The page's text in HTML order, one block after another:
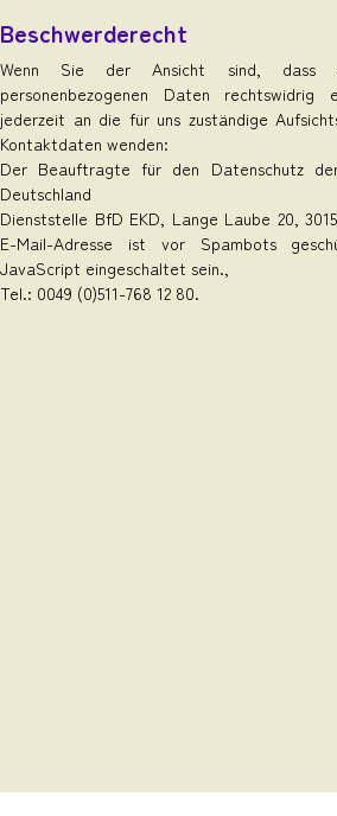
Beschwerderecht
Wenn Sie der Ansicht sind, dass
personenbezogenen Daten
jederzeit an die für uns zuständige
Kontaktdaten wenden:
Der Beauftragte für den Datenschutz
Deutschland
Dienststelle BfD EKD, Lange Laube 20,
E-Mail-Adresse ist vor Spambots
JavaScript eingeschaltet sein.,
Tel.: 0049 (0)511-768 12 80.